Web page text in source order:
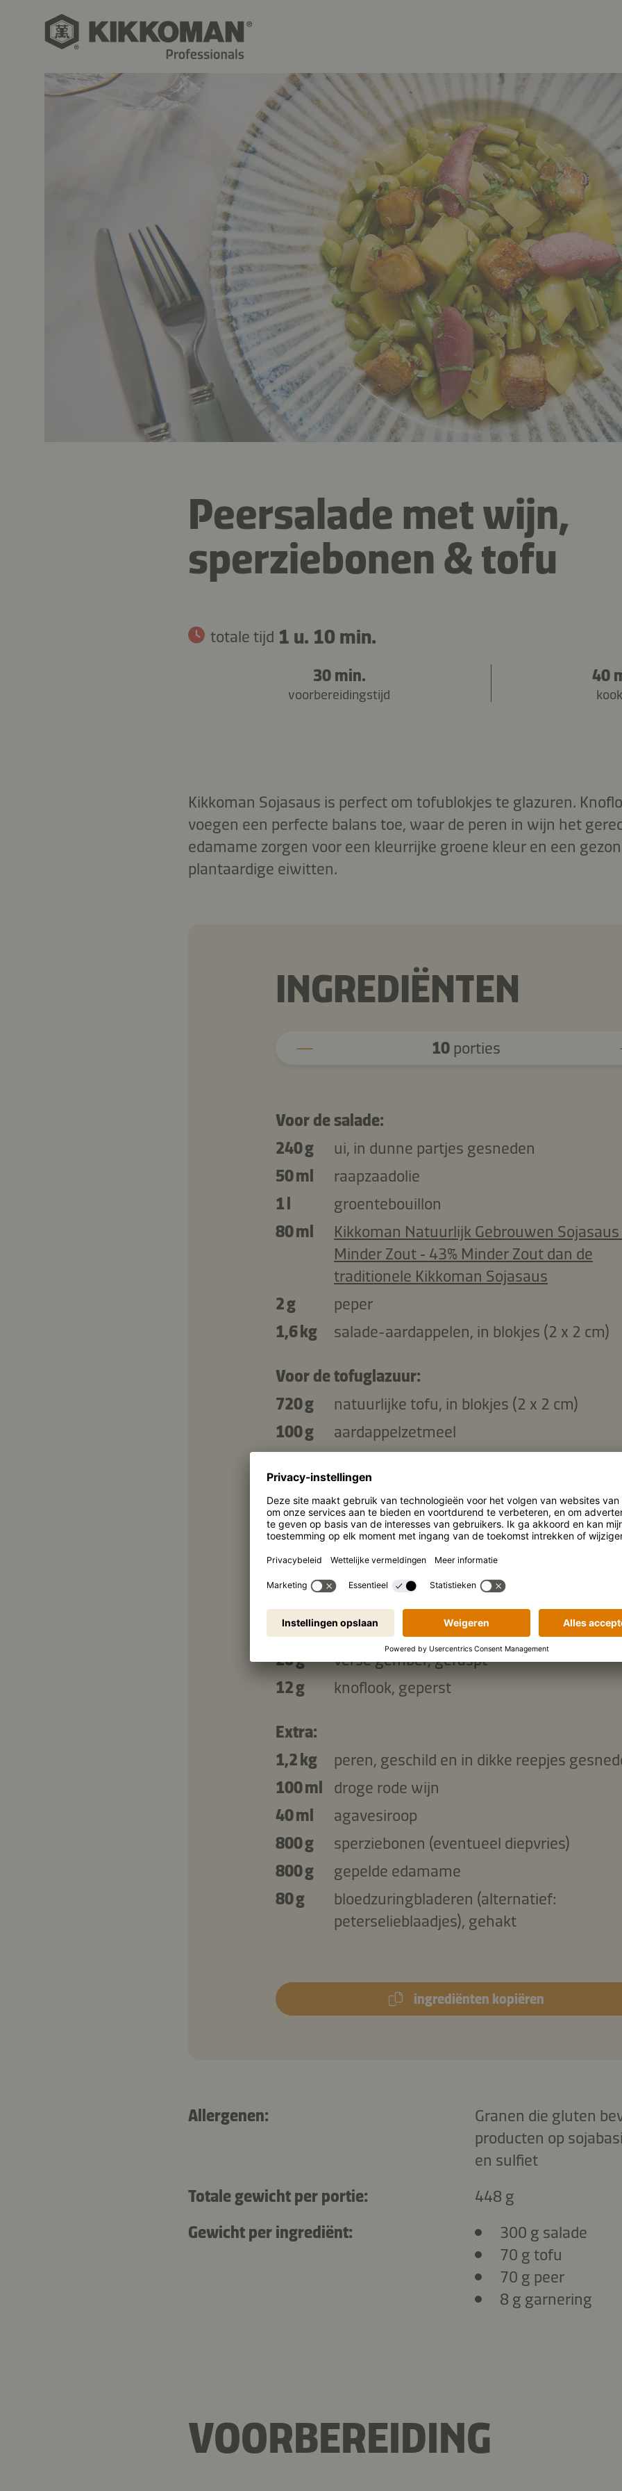
Peersalade met wijn,
sperziebonen & tofu
totale tijd 1 u. 10 min.
30 min.
voorbereidingstijd
40
Kikkoman Sojasaus is perfect om tofublokjes te glazuren.
voegen een perfecte balans toe, waar de peren in wijn het
edamame zorgen voor een kleurrijke groene kleur en een
plantaardige eiwitten.
INGREDIËNTEN
10 porties
Voor de salade:
240 g
ui, in dunne partjes gesneden
50 ml
raapzaadolie
1 l
groentebouillon
80 ml
Kikkoman Natuurlijk Gebrouwen
Minder Zout ‑ 43% Minder Zout dan de
traditionele Kikkoman Sojasaus
2 g
peper
1,6 kg
salade-aardappelen, in blokjes (2 x 2 cm)
Voor de tofuglazuur:
720 g
natuurlijke tofu, in blokjes (2 x 2 cm)
100 g
aardappelzetmeel
Voor de tofusaus:
50 ml
Kikkoman Natuurlijk Gebrouwen
Minder Zout ‑ 43% Minder Zout dan de
traditionele Kikkoman Sojasaus
50 ml
agavesiroop of een andere zoetstof
100 ml water
20 g
verse gember, geraspt
12 g
knoflook, geperst
Extra:
1,2 kg
peren, geschild en in dikke reepjes
100 ml
droge rode wijn
40 ml
agavesiroop
800 g
sperziebonen (eventueel diepvries)
800 g
gepelde edamame
80 g
bloedzuringbladeren (alternatief:
peterselieblaadjes), gehakt
ingrediënten kopiëren
Allergenen:
Granen die gluten
producten op
en sulfiet
Totale gewicht per portie:
448 g
Gewicht per ingrediënt:
300 g salade
70 g tofu
70 g peer
8 g garnering
VOORBEREIDING